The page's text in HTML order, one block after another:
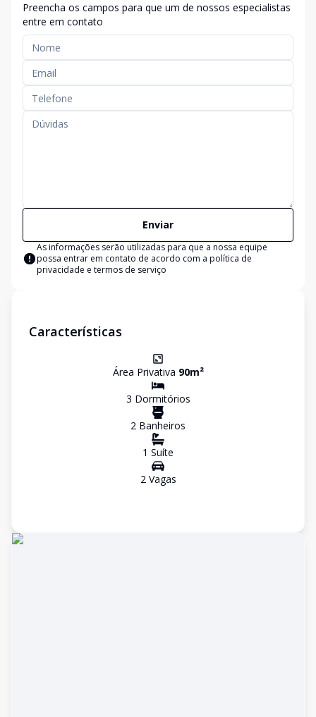
Preencha os campos para que um de nossos especialistas
entre em contato
Enviar
As informações serão utilizadas para que a nossa equipe
possa entrar em contato de acordo com a política de
privacidade e termos de serviço
Características
Área Privativa 90m²
3 Dormitórios
2 Banheiros
1 Suíte
2Vagas